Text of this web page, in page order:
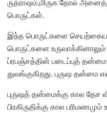
பொருட்கள்.
இந்த பொருட்களை செயற்கையாக
பொருட்களை
ப்ரபஞ்சத்தின் படைப்புத் தன்மை
துவங்குகிறது. புருஷ தன்மை
புருஷத் தன்மைக்கு கால தேச
பிரகிருதிக்கு கால